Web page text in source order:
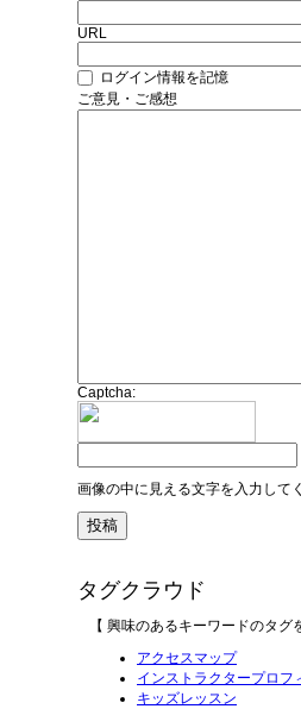
URL
ログイン情報を記憶
ご意見・ご感想
Captcha:
画像の中に見える文字を入力して
タグクラウド
【 興味のあるキーワードのタ
アクセスマップ
インストラクタープロフ
キッズレッスン